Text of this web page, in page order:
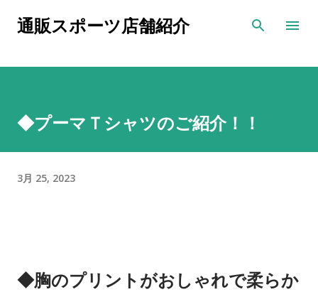
スキップしてメイン コンテンツに移動
通販スポーツ店舗紹介
◆プーマＴシャツのご紹介！！
3月 25, 2023
◆胸のプリントがおしゃれで柔らか